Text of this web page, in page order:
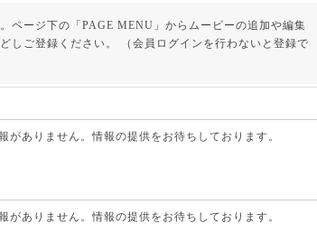
ページ下の「PAGE MENU」からムービーの追加や編集
しご登録ください。 （会員ログインを行わないと登録で
がありません。情報の提供をお待ちしております。
がありません。情報の提供をお待ちしております。